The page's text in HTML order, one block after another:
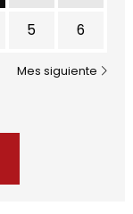
5 6
Mes siguiente